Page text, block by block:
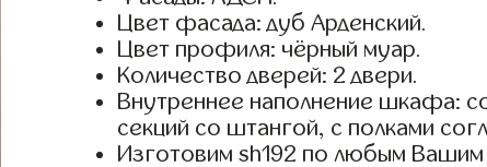
Цвет фасада: дуб Арденский.
Цвет профиля: чёрный муар.
Количество дверей: 2 двери.
Внутреннее наполнение шкафа:
секций со штангой, с полками
Изготовим sh192 по любым Вашим